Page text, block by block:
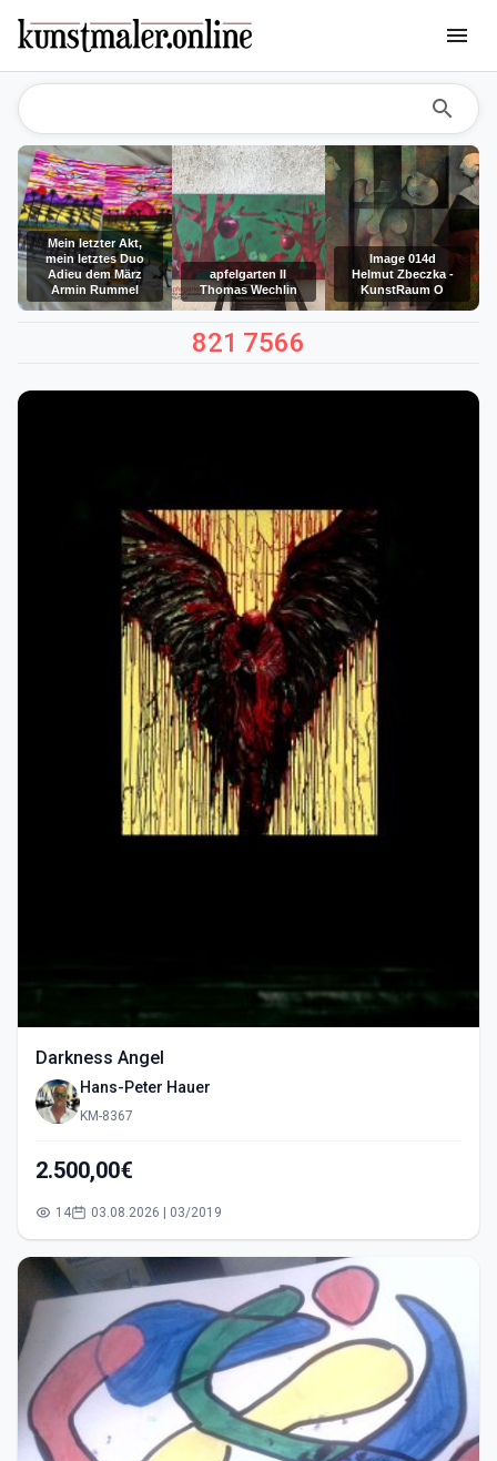
menu
search
Mein letzter Akt,
mein letztes Duo
Adieu dem März
Armin Rummel
apfelgarten II
Thomas Wechlin
Image 014d
Helmut Zbeczka -
KunstRaum O
821 7566
Darkness Angel
Hans-Peter Hauer
KM-8367
2.500,00€
14 03.08.2026 | 03/2019